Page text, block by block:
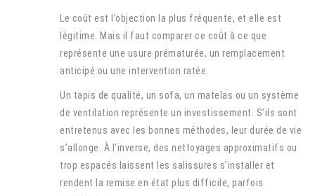
Le coût est l’objection la plus fréquente, et elle est
légitime. Mais il faut comparer ce coût à ce que
représente une usure prématurée, un remplacement
anticipé ou une intervention ratée.
Un tapis de qualité, un sofa, un matelas ou un système
de ventilation représente un investissement. S’ils sont
entretenus avec les bonnes méthodes, leur durée de vie
s’allonge. À l’inverse, des nettoyages approximatifs ou
trop espacés laissent les salissures s’installer et
rendent la remise en état plus difficile, parfois